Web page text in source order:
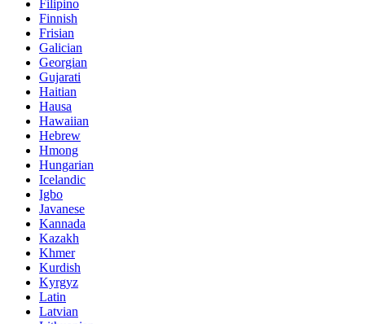
Filipino
Finnish
Frisian
Galician
Georgian
Gujarati
Haitian
Hausa
Hawaiian
Hebrew
Hmong
Hungarian
Icelandic
Igbo
Javanese
Kannada
Kazakh
Khmer
Kurdish
Kyrgyz
Latin
Latvian